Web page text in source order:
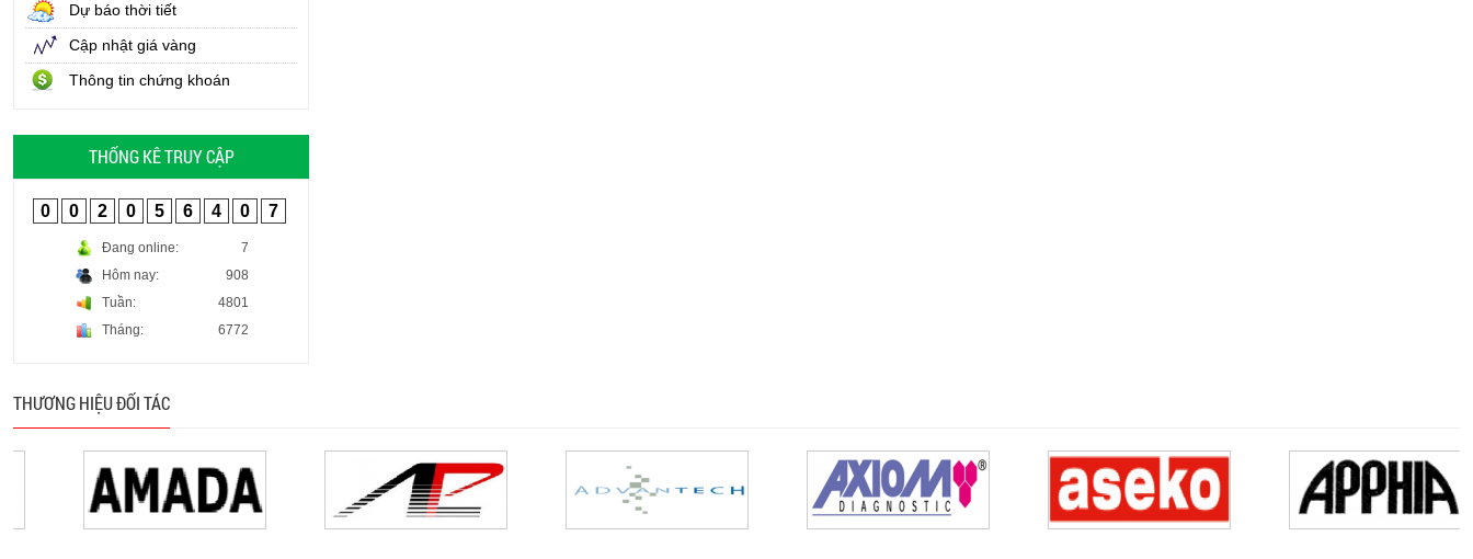
Dự báo thời tiết
Cập nhật giá vàng
Thông tin chứng khoán
THỐNG KÊ TRUY CẬP
0 0 2 0 5 6 4 0 7
Đang online:
7
Hôm nay:
908
Tuần:
4801
Tháng:
6772
THƯƠNG HIỆU ĐỐI TÁC